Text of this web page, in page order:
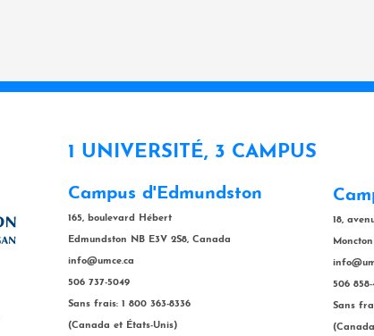
1 UNIVERSITÉ, 3 CAMPUS
Campus d'Edmundston
165, boulevard Hébert
Edmundston NB E3V 2S8, Canada
info@umce.ca
506 737-5049
Sans frais: 1 800 363-8336
(Canada et États-Unis)
18,
506
Sans